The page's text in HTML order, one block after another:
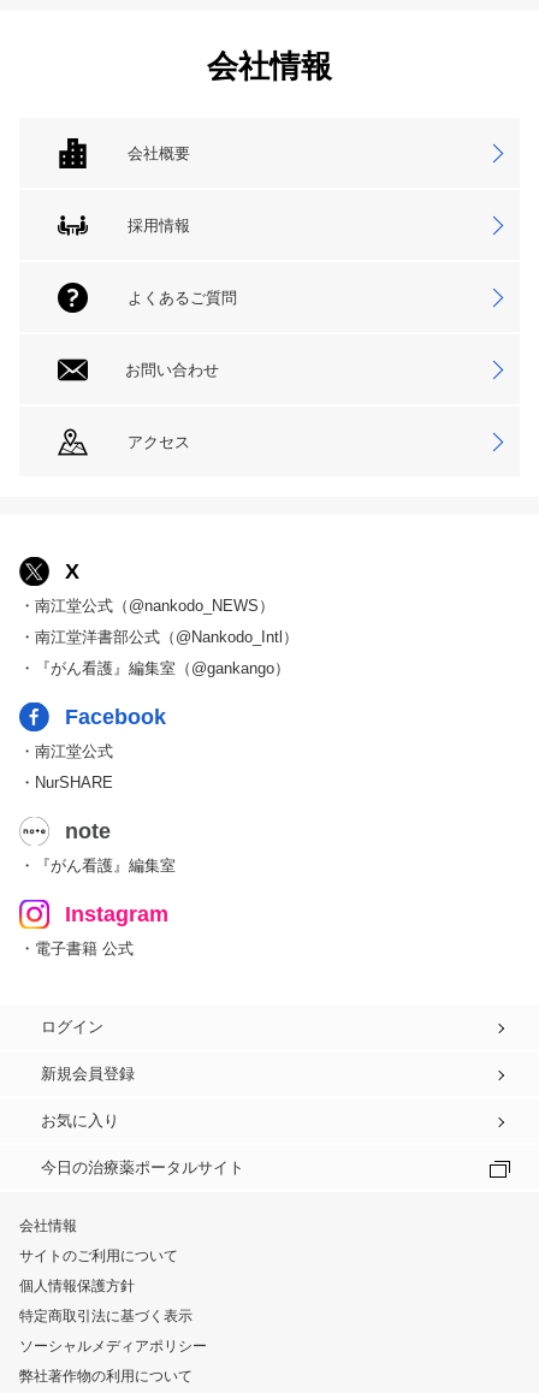
会社情報
会社概要
採用情報
よくあるご質問
お問い合わせ
アクセス
X
・南江堂公式（@nankodo_NEWS）
・南江堂洋書部公式（@Nankodo_Intl）
・『がん看護』編集室（@gankango）
Facebook
・南江堂公式
・NurSHARE
note
・『がん看護』編集室
Instagram
・電子書籍 公式
ログイン
新規会員登録
お気に入り
今日の治療薬ポータルサイト
会社情報
サイトのご利用について
個人情報保護方針
特定商取引法に基づく表示
ソーシャルメディアポリシー
弊社著作物の利用について